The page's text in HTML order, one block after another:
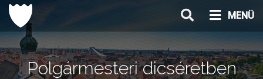
Ugrás
tartalomhoz
MENÜ
Polgármesteri dicséretben